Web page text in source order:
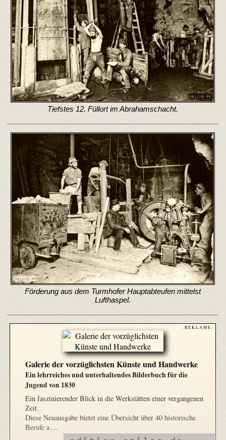
Tiefstes 12. Füllort im Abrahamschacht.
Förderung aus dem Turmhofer Hauptabteufen mittelst
Lufthaspel.
- R E K L A M E -
Galerie der vorzüglichsten Künste und Handwerke
Ein lehrreiches und unterhaltendes Bilderbuch für die
Jugend von 1830
Ein faszinierender Blick in die Werkstätten einer vergangenen
Zeit.
Diese Neuausgabe bietet eine Übersicht über 40 historische
Berufe a …